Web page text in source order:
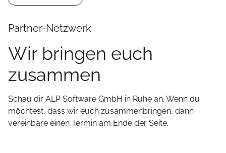
Partner-Netzwerk
Wir bringen euch
zusammen
Schau dir ALP Software GmbH in Ruhe an. Wenn du
möchtest, dass wir euch zusammenbringen, dann
vereinbare einen Termin am Ende der Seite.